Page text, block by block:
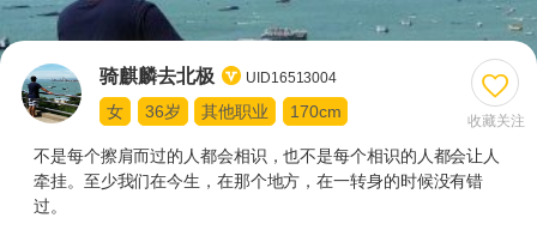
骑麒麟去北极 UID16513004
收藏关注
女 36岁 其他职业 170cm
不是每个擦肩而过的人都会相识，也不是每个相识的人都会让人
牵挂。至少我们在今生，在那个地方，在一转身的时候没有错
过。